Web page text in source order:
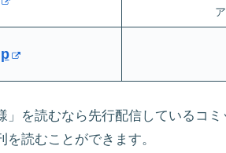
」を読むなら先行配信しているコ
読むことができます。